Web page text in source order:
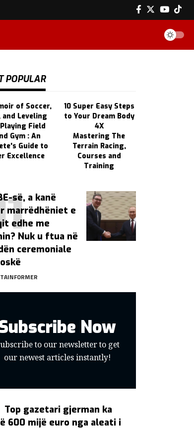
POPULAR
of Soccer,
and Leveling
Field
10 Super Easy Steps
to Your Dream Body
4X
Gym : An
Guide to
Excellence
Mastering The
Terrain Racing,
Courses and
Training
së, a kanë
marrëdhëniet e
edhe me
Nuk u ftua në
ceremoniale
Now
to our newsletter to get
our newest articles instantly!
Top gazetari gjerman ka
600 mijë euro nga aleati i